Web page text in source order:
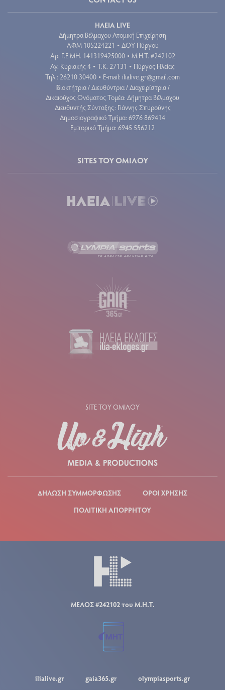
ΗΛΕΙΑ LIVE
Δήμητρα Βέλμαχου Ατομική Επιχείρηση
ΑΦΜ 105224221 • ΔΟΥ Πύργου
Aρ. Γ.Ε.ΜΗ. 141319425000 • Μ.Η.Τ. #242102
Αγ. Κυριακής 4 • Τ.Κ. 27131 • Πύργος Ηλείας
Τηλ.: 26210 30400 • E-mail: ilialive.gr@gmail.com
Ιδιοκτήτρια / Διευθύντρια / Διαχειρίστρια /
Δικαιούχος Ονόματος Τομέα: Δήμητρα Βέλμαχου
Διευθυντής Σύνταξης: Γιάννης Σπυρούνης
Δημοσιογραφικό Τμήμα: 6976 869414
Εμπορικό Τμήμα: 6945 556212
SITES ΤΟΥ ΟΜΙΛΟΥ
SITE ΤΟΥ ΟΜΙΛΟΥ
ΔΗΛΩΣΗ ΣΥΜΜΟΡΦΩΣΗΣ
ΟΡΟΙ ΧΡΗΣΗΣ
ΠΟΛΙΤΙΚΗ ΑΠΟΡΡΗΤΟΥ
ΜΕΛΟΣ #242102 του Μ.Η.Τ.
ilialive.gr gaia365.gr olympiasports.gr